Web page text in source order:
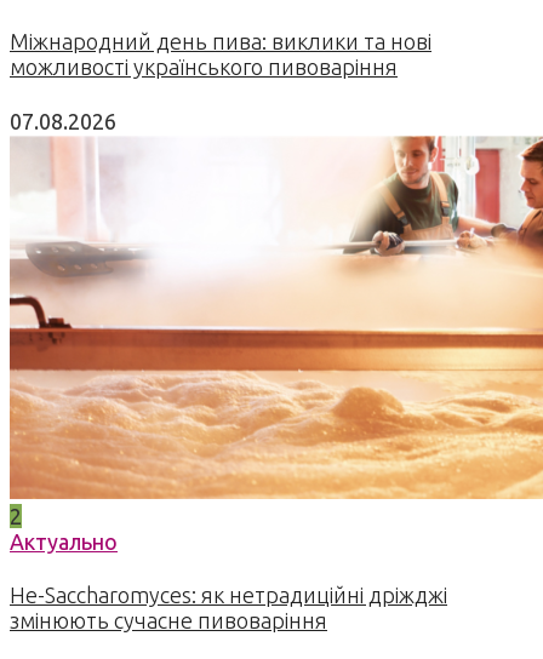
Міжнародний день пива: виклики та нові
можливості українського пивоваріння
07.08.2026
2
Актуально
Не-Saccharomyces: як нетрадиційні дріжджі
змінюють сучасне пивоваріння